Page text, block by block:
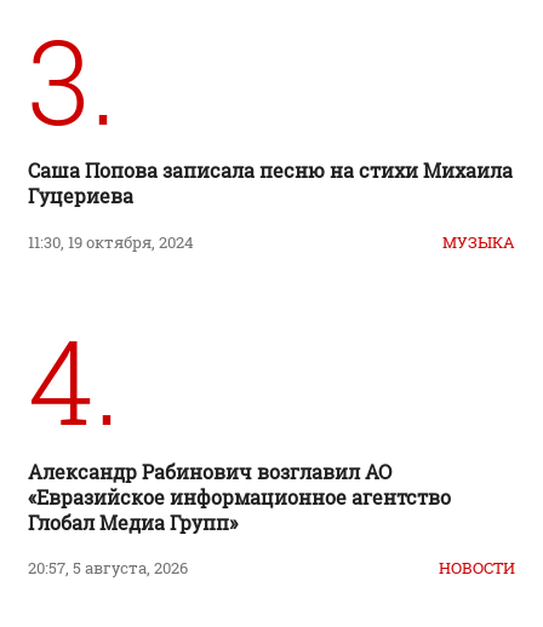
3.
Саша Попова записала песню на стихи Михаила
Гуцериева
11:30, 19 октября, 2024 МУЗЫКА
4.
Александр Рабинович возглавил АО
«Евразийское информационное агентство
Глобал Медиа Групп»
20:57, 5 августа, 2026 НОВОСТИ